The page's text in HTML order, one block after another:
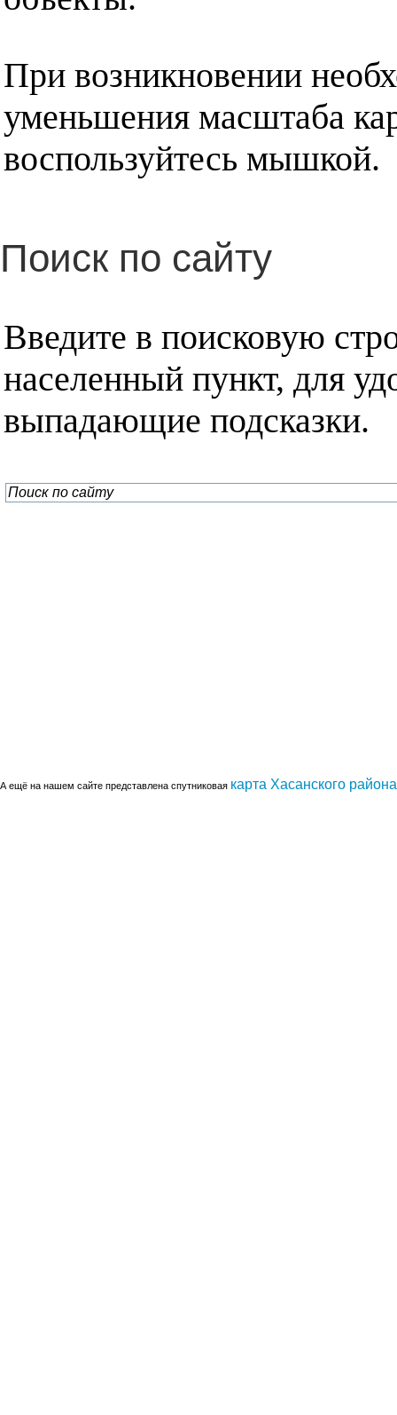
При возникновении
уменьшения масштаба
воспользуйтесь мышкой.
Поиск по сайту
Введите в поисковую
населенный пункт, для
выпадающие подсказки.
А ещё на нашем сайте представлена спутниковая карта Хасанского района